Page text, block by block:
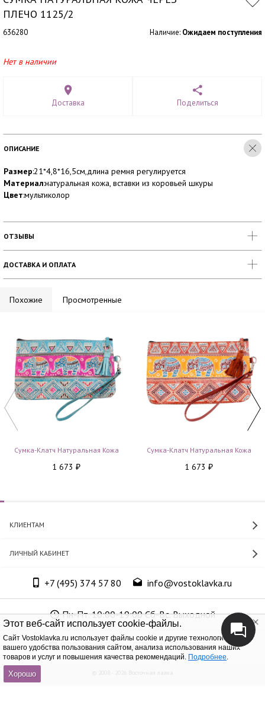
Этот веб-сайт использует cookie-файлы.
Cайт Vostoklavka.ru использует файлы cookie и другие технологии для
вашего удобства пользования сайтом, анализа использования наших
товаров и услуг и повышения качества рекомендаций. Подробнее.
Хорошо
ПЛЕЧО 1125/2
636280 Наличие: Ожидаем поступления
Нет в наличии
Доставка Поделиться
ОПИСАНИЕ
Размер:21*4,8*16,5см,длина ремня регулируется
Материал:натуральная кожа, вставки из коровьей шкуры
Цвет:мультиколор
ОТЗЫВЫ
ДОСТАВКА И ОПЛАТА
Похожие Просмотренные
Сумка-Клатч Натуральная Кожа
1 673 ₽
Сумка-Клатч Натуральная Кожа
1 673 ₽
КЛИЕНТАМ
ЛИЧНЫЙ КАБИНЕТ
+7 (495) 374 57 80 info@vostoklavka.ru
Пн-Пт. 10:00-19:00 Сб-Вс. Выходной
ООО «Юнит Групп», ОГРН 1147746305574